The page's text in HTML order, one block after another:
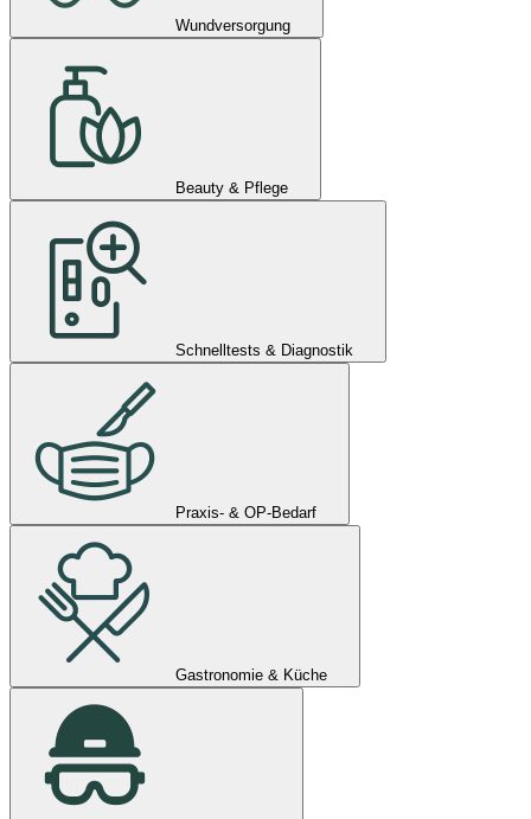
Wundversorgung
Beauty & Pflege
Schnelltests & Diagnostik
Praxis- & OP-Bedarf
Gastronomie & Küche